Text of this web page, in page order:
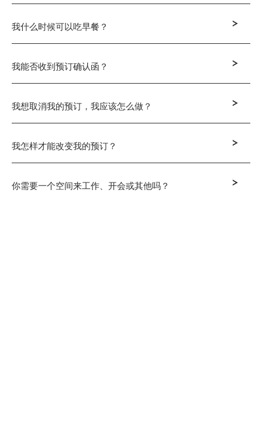
我什么时候可以吃早餐？ >
我能否收到预订确认函？ >
我想取消我的预订，我应该怎么做？ >
我怎样才能改变我的预订？ >
你需要一个空间来工作、开会或其他吗？ >